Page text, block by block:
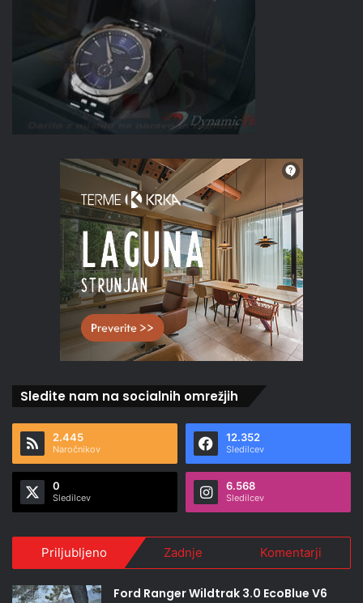
Sledite nam na socialnih omrežjih
2.445
Naročnikov
12.352
Sledilcev
0
Sledilcev
6.568
Sledilcev
Priljubljeno Zadnje Komentarji
Ford Ranger Wildtrak 3.0 EcoBlue V6